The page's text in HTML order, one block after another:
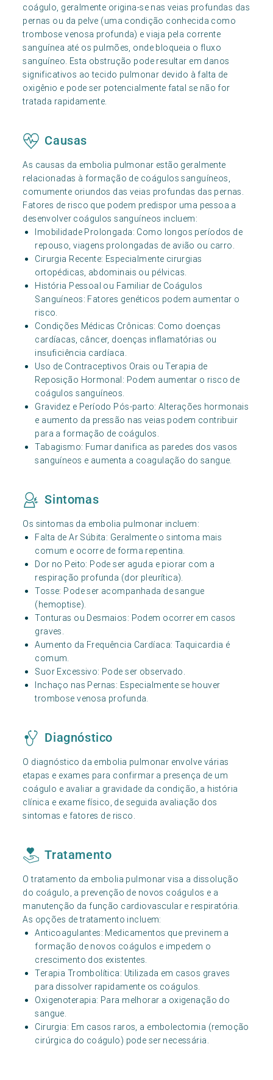
coágulo, geralmente origina-se nas veias profundas das
pernas ou da pelve (uma condição conhecida como
trombose venosa profunda) e viaja pela corrente
sanguínea até os pulmões, onde bloqueia o fluxo
sanguíneo. Esta obstrução pode resultar em danos
significativos ao tecido pulmonar devido à falta de
oxigênio e pode ser potencialmente fatal se não for
tratada rapidamente.
Causas
As causas da embolia pulmonar estão geralmente
relacionadas à formação de coágulos sanguíneos,
comumente oriundos das veias profundas das pernas.
Fatores de risco que podem predispor uma pessoa a
desenvolver coágulos sanguíneos incluem:
Imobilidade Prolongada: Como longos períodos de
repouso, viagens prolongadas de avião ou carro.
Cirurgia Recente: Especialmente cirurgias
ortopédicas, abdominais ou pélvicas.
História Pessoal ou Familiar de Coágulos
Sanguíneos: Fatores genéticos podem aumentar o
risco.
Condições Médicas Crônicas: Como doenças
cardíacas, câncer, doenças inflamatórias ou
insuficiência cardíaca.
Uso de Contraceptivos Orais ou Terapia de
Reposição Hormonal: Podem aumentar o risco de
coágulos sanguíneos.
Gravidez e Período Pós-parto: Alterações hormonais
e aumento da pressão nas veias podem contribuir
para a formação de coágulos.
Tabagismo: Fumar danifica as paredes dos vasos
sanguíneos e aumenta a coagulação do sangue.
Sintomas
Os sintomas da embolia pulmonar incluem:
Falta de Ar Súbita: Geralmente o sintoma mais
comum e ocorre de forma repentina.
Dor no Peito: Pode ser aguda e piorar com a
respiração profunda (dor pleurítica).
Tosse: Pode ser acompanhada de sangue
(hemoptise).
Tonturas ou Desmaios: Podem ocorrer em casos
graves.
Aumento da Frequência Cardíaca: Taquicardia é
comum.
Suor Excessivo: Pode ser observado.
Inchaço nas Pernas: Especialmente se houver
trombose venosa profunda.
Diagnóstico
O diagnóstico da embolia pulmonar envolve várias
etapas e exames para confirmar a presença de um
coágulo e avaliar a gravidade da condição, a história
clínica e exame físico, de seguida avaliação dos
sintomas e fatores de risco.
Tratamento
O tratamento da embolia pulmonar visa a dissolução
do coágulo, a prevenção de novos coágulos e a
manutenção da função cardiovascular e respiratória.
As opções de tratamento incluem:
Anticoagulantes: Medicamentos que previnem a
formação de novos coágulos e impedem o
crescimento dos existentes.
Terapia Trombolítica: Utilizada em casos graves
para dissolver rapidamente os coágulos.
Oxigenoterapia: Para melhorar a oxigenação do
sangue.
Cirurgia: Em casos raros, a embolectomia (remoção
cirúrgica do coágulo) pode ser necessária.